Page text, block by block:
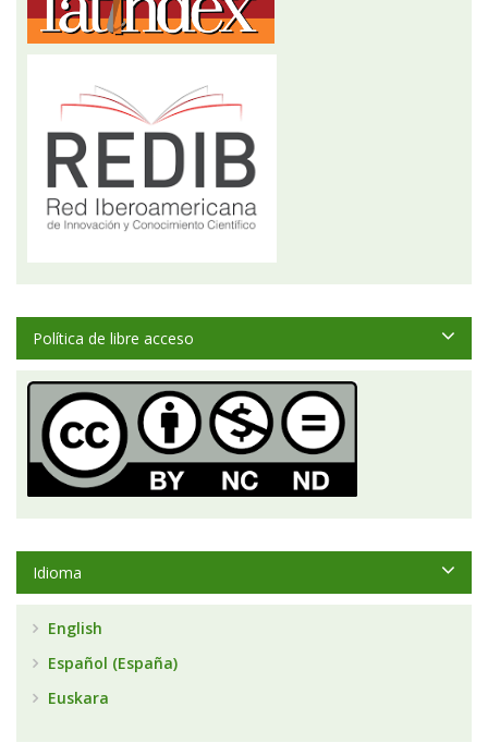
Política de libre acceso
Idioma
English
Español (España)
Euskara